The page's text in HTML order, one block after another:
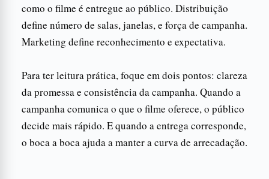
como o filme é entregue ao público. Distribuição
define número de salas, janelas, e força de campanha.
Marketing define reconhecimento e expectativa.
Para ter leitura prática, foque em dois pontos: clareza
da promessa e consistência da campanha. Quando a
campanha comunica o que o filme oferece, o público
decide mais rápido. E quando a entrega corresponde,
o boca a boca ajuda a manter a curva de arrecadação.